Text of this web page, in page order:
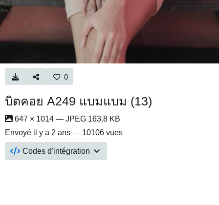
0
บิตคอย A249 แบมแบม (13)
647 × 1014 — JPEG 163.8 KB
Envoyé il y a 2 ans — 10106 vues
Codes d'intégration